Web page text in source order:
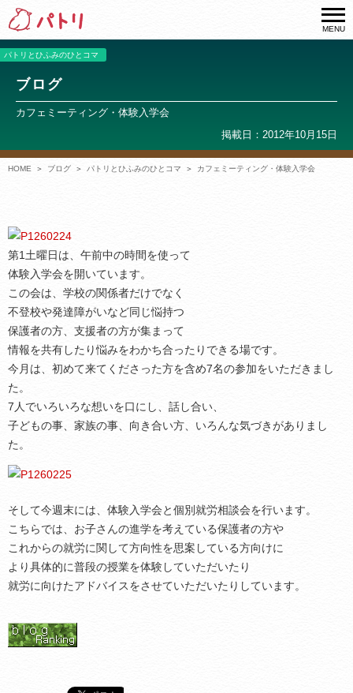
MENU
パトリとひふみのひとコマ
ブログ
カフェミーティング・体験入学会
掲載日：2012年10月15日
HOME ブログ パトリとひふみのひとコマ カフェミーティング・体験入学会
第1土曜日は、午前中の時間を使って
体験入学会を開いています。
この会は、学校の関係者だけでなく
不登校や発達障がいなど同じ悩持つ
保護者の方、支援者の方が集まって
情報を共有したり悩みをわかち合ったりできる場です。
今月は、初めて来てくださった方を含め7名の参加をいただきまし
た。
7人でいろいろな想いを口にし、話し合い、
子どもの事、家族の事、向き合い方、いろんな気づきがありまし
た。
そして今週末には、体験入学会と個別就労相談会を行います。
こちらでは、お子さんの進学を考えている保護者の方や
これからの就労に関して方向性を思案している方向けに
より具体的に普段の授業を体験していただいたり
就労に向けたアドバイスをさせていただいたりしています。